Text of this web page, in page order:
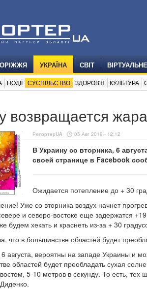
УКРАЇНА СВІТ
ПОДІЇ СУСПІЛЬСТВО ЗДОРОВ'Я КУЛЬТУРА
возвращается жара
РепортерUA 05 Авг 2019 - 12:12
В Украину со вторника, 6
своей странице в Facebook
Ожидается потепление до + 30
Уже со вторника воздух начнет
и северо-востоке еще задержатся
будем хекать и краснеть из-за + 30
что в большинстве областей будет
августа, вероятны на западе Украины и
областей будет преобладать сухая
5-10 метров в секунду. То есть,